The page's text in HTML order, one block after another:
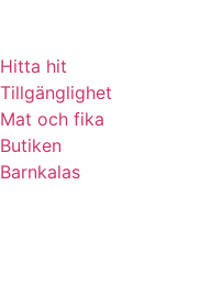
Hitta hit
Tillgänglighet
Mat och fika
Butiken
Barnkalas